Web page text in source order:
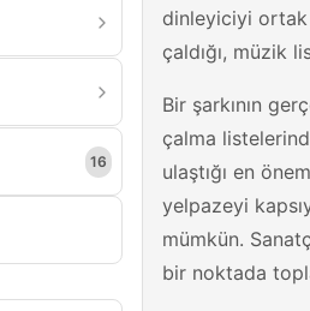
16
dinleyiciyi ortak
çaldığı, müzik
Bir şarkının
çalma
ulaştığı en
yelpazeyi
mümkün.
bir noktada